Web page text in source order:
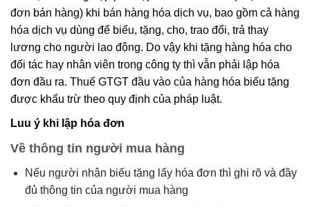
đơn bán hàng) khi bán hàng hóa dịch vụ, bao gồm cả hàng
hóa dịch vụ dùng để biếu, tặng, cho, trao đổi, trả thay
lương cho người lao động. Do vậy khi tặng hàng hóa cho
đối tác hay nhân viên trong công ty thì vẫn phải lập hóa
đơn đầu ra. Thuế GTGT đầu vào của hàng hóa biếu tặng
được khấu trừ theo quy định của pháp luật.
Luu ý khi lập hóa đơn
Về thông tin người mua hàng
Nếu người nhận biếu tặng lấy hóa đơn thì ghi rõ và đầy
đủ thông tin của người mua hàng